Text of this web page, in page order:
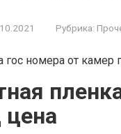
Рубрика:
цена